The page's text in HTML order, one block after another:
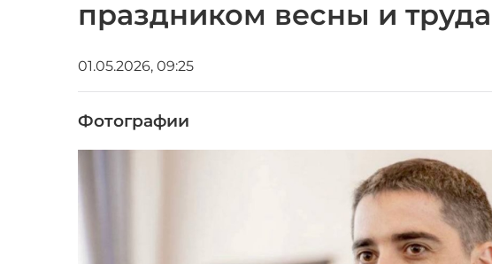
праздником весны и труда
01.05.2026, 09:25
Фотографии